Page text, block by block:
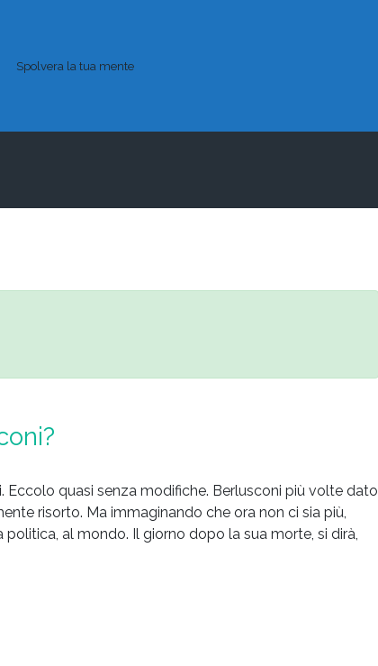
Spolvera la tua mente
Eccolo quasi senza modifiche. Berlusconi più volte dato
risorto. Ma immaginando che ora non ci sia più,
politica, al mondo. Il giorno dopo la sua morte, si dirà,